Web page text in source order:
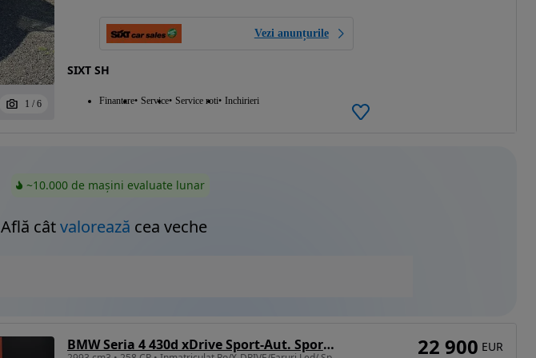
1 / 6
Vezi anunțurile
SIXT SH
Finantare Service Service roti Inchirieri
~10.000 de mașini evaluate lunar
Află câtvalorează cea veche
BMW Seria 4 430d xDrive Sport-Aut. Sport Line 22 900 EUR